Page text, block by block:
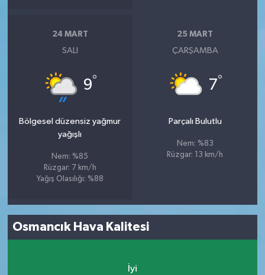
24 MART
SALI
9°
Bölgesel düzensiz yağmur
yağışlı
Nem: %85
Rüzgar: 7 km/h
Yağış Olasılığı: %88
25 MART
ÇARŞAMBA
7°
Parçalı Bulutlu
Nem: %83
Rüzgar: 13 km/h
Osmancık Hava Kalitesi
İyi